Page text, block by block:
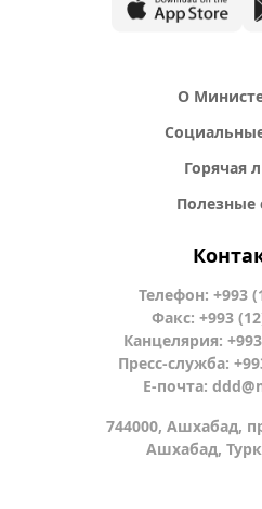
О
Горячая
Полезные
Телефон: +993
Факс: +993
Канцелярия:
Пресс-служба:
Е-почта:
744000, Ашхабад,
Ашхабад,